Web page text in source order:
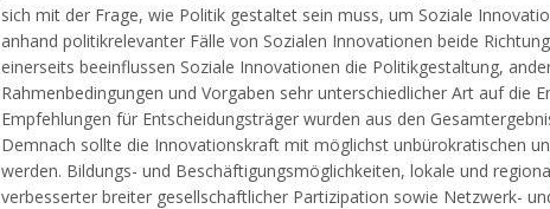
sich mit der Frage, wie Politik gestaltet sein muss, um Soziale
anhand politikrelevanter Fälle von Sozialen Innovationen beide
einerseits beeinflussen Soziale Innovationen die Politikgestaltung,
Rahmenbedingungen und Vorgaben sehr unterschiedlicher Art auf die
Empfehlungen für Entscheidungsträger wurden aus den
Demnach sollte die Innovationskraft mit möglichst unbürokratischen
werden. Bildungs- und Beschäftigungsmöglichkeiten, lokale und
verbesserter breiter gesellschaftlicher Partizipation sowie Netzwerk-